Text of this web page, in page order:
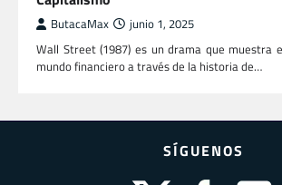
ButacaMax junio 1, 2025
Wall Street (1987) es un drama que muestra
mundo financiero a través de la historia de…
SÍGUENOS